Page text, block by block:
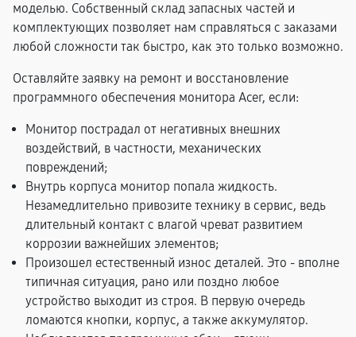
моделью. Собственный склад запасных частей и
комплектующих позволяет нам справляться с заказами
любой сложности так быстро, как это только возможно.
Оставляйте заявку на ремонт и восстановление
программного обеспечения монитора Acer, если:
Монитор пострадал от негативных внешних
воздействий, в частности, механических
повреждений;
Внутрь корпуса монитор попала жидкость.
Незамедлительно привозите технику в сервис, ведь
длительный контакт с влагой чреват развитием
коррозии важнейших элементов;
Произошел естественный износ деталей. Это - вполне
типичная ситуация, рано или поздно любое
устройство выходит из строя. В первую очередь
ломаются кнопки, корпус, а также аккумулятор.